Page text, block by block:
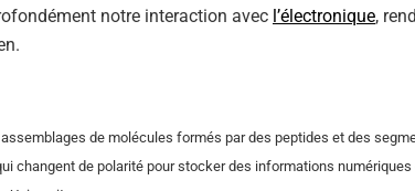
notre interaction avec l’électronique,
de molécules formés par des peptides et des
changent de polarité pour stocker des informations